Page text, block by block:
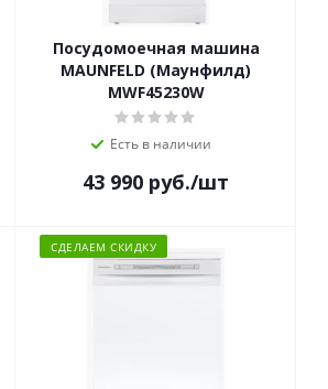
Посудомоечная машина
MAUNFELD (Маунфилд)
MWF45230W
Есть в наличии
43 990 руб./шт
СДЕЛАЕМ СКИДКУ